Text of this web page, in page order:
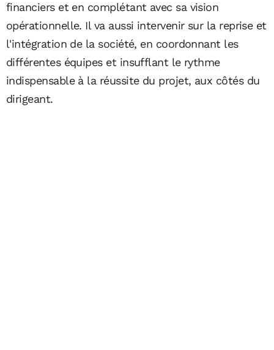
financiers et en complétant avec sa vision
opérationnelle. Il va aussi intervenir sur la reprise et
l'intégration de la société, en coordonnant les
différentes équipes et insufflant le rythme
indispensable à la réussite du projet, aux côtés du
dirigeant.